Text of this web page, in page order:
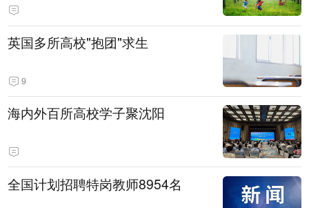
英国多所高校"抱团"求生
9
海内外百所高校学子聚沈阳
全国计划招聘特岗教师8954名